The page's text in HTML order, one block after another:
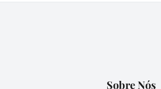
Sobre Nós